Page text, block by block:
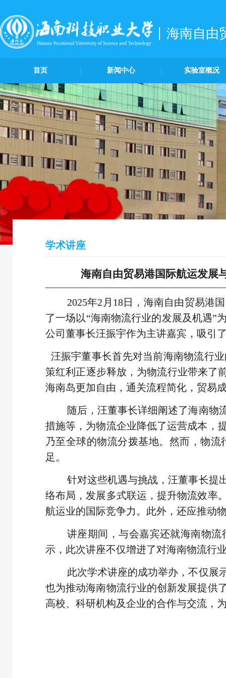
海南自由
首页 新闻中心 实验室概况
学术讲座
海南自由贸易港国际航运发展
2025年2月18日，海南自由贸易港
了一场以“海南物流行业的发展及机遇”
公司董事长汪振宇作为主讲嘉宾，吸引
汪振宇董事长首先对当前海南物流行
策红利正逐步释放，为物流行业带来了
海南岛更加自由，通关流程简化，贸易
随后，汪董事长详细阐述了海南物
措施等，为物流企业降低了运营成本，
乃至全球的物流分拨基地。然而，物
足。
针对这些机遇与挑战，汪董事长提
络布局，发展多式联运，提升物流效率
航运业的国际竞争力。此外，还应推动
讲座期间，与会嘉宾还就海南物
示，此次讲座不仅增进了对海南物流行
此次学术讲座的成功举办，不仅展
也为推动海南物流行业的创新发展提供
高校、科研机构及企业的合作与交流，